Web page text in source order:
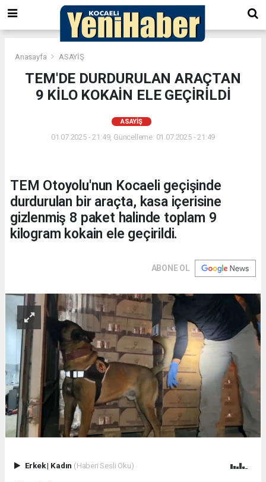
Anasayfa ASAYİŞ
TEM'DE DURDURULAN ARAÇTAN
9 KİLO KOKAİN ELE GEÇİRİLDİ
ASAYİŞ
01.07.2025 - 21:49, Güncelleme: 01.07.2025 - 21:49
TEM Otoyolu'nun Kocaeli geçişinde
durdurulan bir araçta, kasa içerisine
gizlenmiş 8 paket halinde toplam 9
kilogram kokain ele geçirildi.
ABONE OL
Erkek| Kadın (Haberi Sesli Oku)